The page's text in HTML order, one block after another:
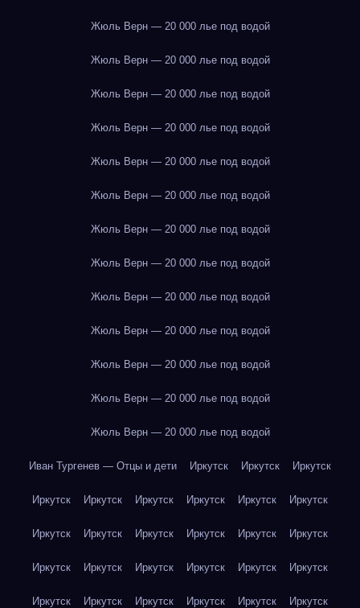
Жюль Верн — 20 000 лье под водой
Жюль Верн — 20 000 лье под водой
Жюль Верн — 20 000 лье под водой
Жюль Верн — 20 000 лье под водой
Жюль Верн — 20 000 лье под водой
Жюль Верн — 20 000 лье под водой
Жюль Верн — 20 000 лье под водой
Жюль Верн — 20 000 лье под водой
Жюль Верн — 20 000 лье под водой
Жюль Верн — 20 000 лье под водой
Жюль Верн — 20 000 лье под водой
Жюль Верн — 20 000 лье под водой
Жюль Верн — 20 000 лье под водой
Иван Тургенев — Отцы и дети Иркутск Иркутск Иркутск
Иркутск Иркутск Иркутск Иркутск Иркутск Иркутск
Иркутск Иркутск Иркутск Иркутск Иркутск Иркутск
Иркутск Иркутск Иркутск Иркутск Иркутск Иркутск
Иркутск Иркутск Иркутск Иркутск Иркутск Иркутск